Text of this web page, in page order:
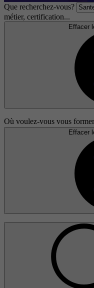
Que recherchez-vous?
métier, certification...
Effacer
Où voulez-vous vous
Effacer